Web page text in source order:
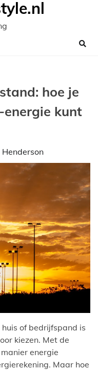
hoe je
kunt
huis of bedrijfspand is
kiezen. Met de
energie
Maar hoe